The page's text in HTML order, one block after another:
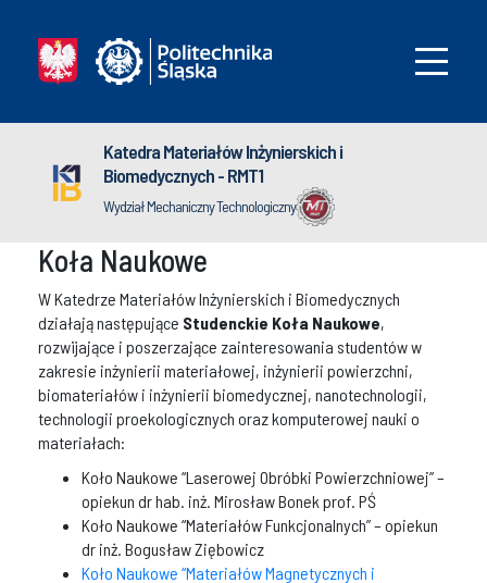
Katedra Materiałów Inżynierskich i
Biomedycznych - RMT1
Wydział Mechaniczny Technologiczny
Koła Naukowe
W Katedrze Materiałów Inżynierskich i Biomedycznych
działają następujące Studenckie Koła Naukowe,
rozwijające i poszerzające zainteresowania studentów w
zakresie inżynierii materiałowej, inżynierii powierzchni,
biomateriałów i inżynierii biomedycznej, nanotechnologii,
technologii proekologicznych oraz komputerowej nauki o
materiałach:
Koło Naukowe “Laserowej Obróbki Powierzchniowej” –
opiekun dr hab. inż. Mirosław Bonek prof. PŚ
Koło Naukowe “Materiałów Funkcjonalnych” – opiekun
dr inż. Bogusław Ziębowicz
Koło Naukowe “Materiałów Magnetycznych i